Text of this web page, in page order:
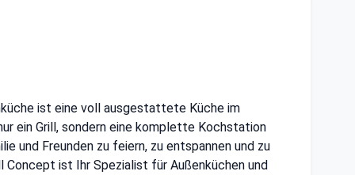
ist eine voll ausgestattete Küche im
ein Grill, sondern eine komplette Kochstation
und Freunden zu feiern, zu entspannen und zu
Concept ist Ihr Spezialist für Außenküchen und